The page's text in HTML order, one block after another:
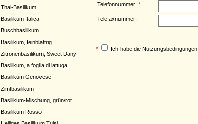
Thai-Basilikum
Basilikum Italica
Buschbasilikum
Basilikum, feinblättrig
Zitronenbasilikum, Sweet Dany
Basilikum, a foglia di lattuga
Basilikum Genovese
Zimtbasilikum
Basilikum-Mischung, grün/rot
Basilikum Rosso
Telefonnummer: *
Telefaxnummer:
* Ich habe die Nutzungsbedingungen